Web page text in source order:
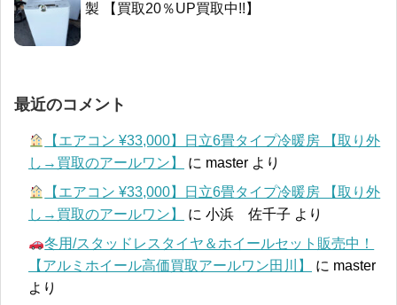
製 【買取20％UP買取中!!】
最近のコメント
【エアコン ¥33,000】日立6畳タイプ冷暖房 【取り外
し→買取のアールワン】
に master より
【エアコン ¥33,000】日立6畳タイプ冷暖房 【取り外
し→買取のアールワン】
に 小浜 佐千子 より
冬用/スタッドレスタイヤ＆ホイールセット販売中！
【アルミホイール高価買取アールワン田川】
に master
より